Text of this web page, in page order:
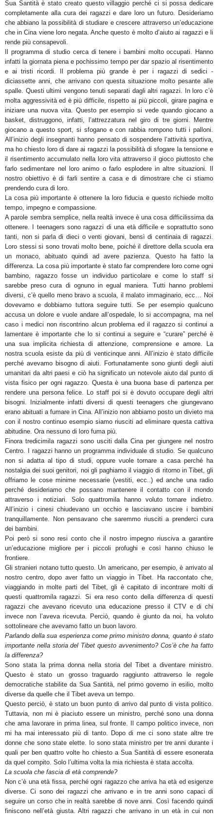
Sua Santità è stato creato questo villaggio perché ci si possa dedicare
completamente alla cura dei ragazzi e dare loro un futuro. Desideriamo
che abbiano la possibilità di studiare e crescere attraverso un’educazione
che in Cina viene loro negata. Anche questo è molto d’aiuto ai ragazzi e li
rende più consapevoli.
Il programma di studio cerca di tenere i bambini molto occupati. Hanno
infatti la giornata piena e pochissimo tempo per dar spazio al risentimento
e ai tristi ricordi. Il problema più grande è per i ragazzi di sedici -
diciassette anni, che arrivano con questa situazione molto pesante alle
spalle. Questi ultimi vengono tenuti separati dagli altri ragazzi. In loro c’è
molta aggressività ed è più difficile, rispetto ai più piccoli, girare pagina e
iniziare una nuova vita. Questo per esempio si vede quando giocano a
basket, distruggono, infatti, l’attrezzatura nel giro di tre giorni. Mentre
giocano a questo sport, si sfogano e con rabbia rompono tutti i palloni.
All’inizio degli insegnanti hanno pensato di sospendere l’attività sportiva,
ma ho chiesto loro di dare ai ragazzi la possibilità di sfogare la tensione e
il risentimento accumulato nella loro vita attraverso il gioco piuttosto che
farlo sedimentare nel loro animo o farlo esplodere in altre situazioni. Il
nostro obiettivo è di farli sentire a casa e di dimostrare che ci stiamo
prendendo cura di loro.
La cosa più importante è ottenere la loro fiducia e questo richiede molto
tempo, impegno e compassione.
A parole sembra semplice, nella realtà invece è una cosa difficilissima da
ottenere. I teenagers sono ragazzi di una età difficile e soprattutto sono
tanti, non si parla di dieci o venti giovani, bensì di centinaia di ragazzi.
Loro stessi si sono trovati molto bene, poiché il direttore della scuola era
un monaco, abituato quindi ad avere pazienza. Questo ha fatto la
differenza. La cosa più importante è stato far comprendere loro come ogni
bambino, ragazzo fosse un individuo particolare e come lo staff si
sarebbe preso cura di ognuno in egual maniera. Tutti hanno problemi
diversi, c’è quello meno bravo a scuola, il malato immaginario, ecc… Noi
dovevamo e dobbiamo tuttora seguire tutti. Se per esempio qualcuno
accusa un dolore e vuole andare all’ospedale, lo si accompagna, ma nel
caso i medici non riscontrino alcun problema ed il ragazzo si continui a
lamentare è importante che lo si continui a seguire e “curare” perché è
una sua implicita richiesta di attenzione, comprensione e amore. La
nostra scuola esiste da più di venticinque anni. All’inizio è stato difficile
perché avevamo bisogno di aiuti. Fortunatamente sono giunti degli aiuti
umanitari da altri paesi e ciò ha significato un notevole aiuto dal punto di
vista fisico per ogni ragazzo. Questa è una buona base di partenza per
rendere una persona felice. Lo staff poi si è dovuto occupare degli altri
bisogni. Inizialmente infatti diversi di questi teenagers che giungevano
erano abituati a fumare in Cina. All’inizio non abbiamo posto un divieto ma
con il nostro continuo esempio siamo riusciti ad eliminare questa cattiva
abitudine. Ora nessuno di loro fuma più.
Finora tredicimila ragazzi sono usciti dalla Cina per giungere nel nostro
Centro. I ragazzi hanno un programma individuale di studio. Se qualcuno
non si adatta al tipo di studi, oppure vuole tornare a casa perché ha
nostalgia dei suoi genitori, noi gli paghiamo il viaggio di ritorno in Tibet, gli
offriamo le cose minime necessarie (vestiti, ecc..) ed anche una radio
perché desideriamo che possano mantenere il contatto con il mondo
attraverso i notiziari. Solo quattromila hanno voluto tornare indietro.
All’inizio i cinesi chiudevano un occhio e lasciavano uscire i bambini
tranquillamente. Non pensavano che saremmo riusciti a prenderci cura
dei bambini.
Poi però si sono resi conto che il nostro impegno riusciva a garantire
un’educazione migliore per i piccoli profughi e così hanno chiuso le
frontiere.
Gli stranieri notano tutto questo. Un americano, per esempio, è arrivato al
nostro centro, dopo aver fatto un viaggio in Tibet. Ha raccontato che,
viaggiando in molte parti del Tibet, gli è capitato di incontrare molti di
questi quattromila ragazzi. Si era reso conto della differenza di questi
ragazzi che avevano ricevuto una educazione presso il CTV e di chi
invece non l’aveva ricevuta. Perciò, quando è giunto da noi, ha voluto
sottolineare che avevamo fatto un buon lavoro.
Parlando della sua esperienza come primo ministro donna, quanto è stato
importante nella storia del Tibet questo avvenimento? Cos’è che ha fatto
la differenza?
Sono stata la prima donna nella storia del Tibet a diventare ministro.
Questo è stato un grosso traguardo raggiunto attraverso le regole
democratiche stabilite da Sua Santità, nel primo governo in esilio, molto
diverse da quelle che il Tibet aveva un tempo.
Questo perciò, è stato un buon punto di arrivo dal punto di vista politico.
Tuttavia, non mi è piaciuto essere un ministro, perché sono una donna
che ama lavorare in prima linea, sul fronte. Il campo politico invece, non
mi ha mai interessato più di tanto. Dopo di me ci sono state altre tre
donne che sono state elette. Io sono stata ministro per tre anni durante i
quali per ben quattro volte ho chiesto a Sua Santità di essere esonerata
da quel compito. Solo l’ultima volta la mia richiesta è stata accolta.
La scuola che fascia di età comprende?
Non c’è una età fissa, perché ogni ragazzo che arriva ha età ed esigenze
diverse. Ci sono dei ragazzi che arrivano e in tre anni sono capaci di
seguire un corso che in realtà sarebbe di nove anni. Così facendo quindi
finiscono nell’età giusta. Altri ragazzi che arrivano in un età in cui non